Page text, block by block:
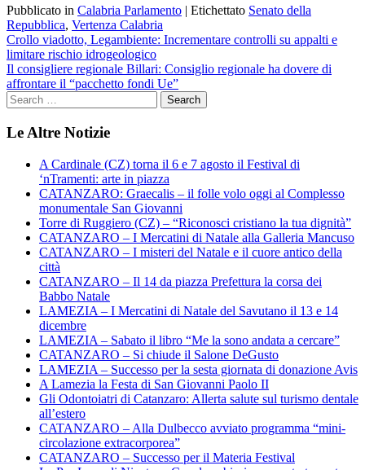
Pubblicato in Calabria Parlamento | Etichettato Senato della
Repubblica, Vertenza Calabria
Navigazione
articoli
Crollo viadotto, Legambiente: Incrementare controlli su appalti e
limitare rischio idrogeologico
Il consigliere regionale Billari: Consiglio regionale ha dovere di
affrontare il “pacchetto fondi Ue”
Le Altre Notizie
A Cardinale (CZ) torna il 6 e 7 agosto il Festival di
‘nTramenti: arte in piazza
CATANZARO: Graecalis – il folle volo oggi al Complesso
monumentale San Giovanni
Torre di Ruggiero (CZ) – “Riconosci cristiano la tua dignità”
CATANZARO – I Mercatini di Natale alla Galleria Mancuso
CATANZARO – I misteri del Natale e il cuore antico della
città
CATANZARO – Il 14 da piazza Prefettura la corsa dei
Babbo Natale
LAMEZIA – I Mercatini di Natale del Savutano il 13 e 14
dicembre
LAMEZIA – Sabato il libro “Me la sono andata a cercare”
CATANZARO – Si chiude il Salone DeGusto
LAMEZIA – Successo per la sesta giornata di donazione Avis
A Lamezia la Festa di San Giovanni Paolo II
Gli Odontoiatri di Catanzaro: Allerta salute sul turismo dentale
all’estero
CATANZARO – Alla Dulbecco avviato programma “mini-
circolazione extracorporea”
CATANZARO – Successo per il Materia Festival